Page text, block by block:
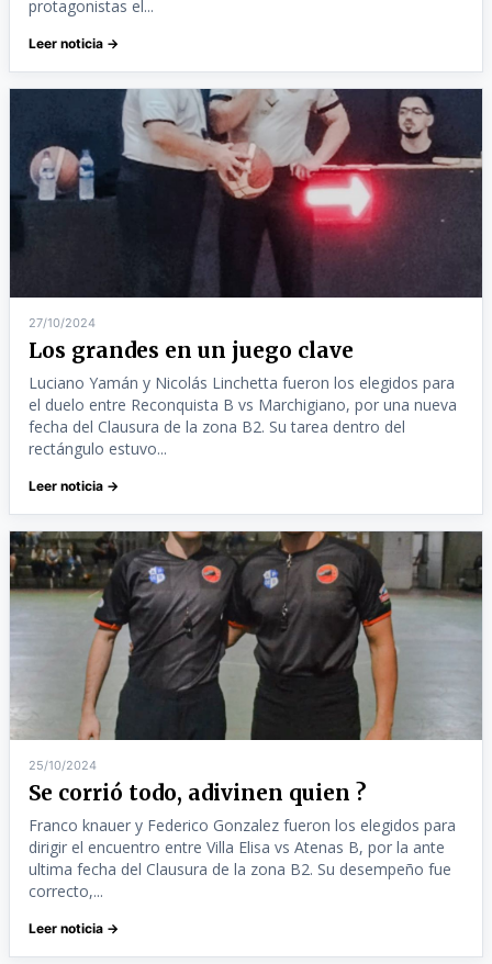
protagonistas el...
Leer noticia →
27/10/2024
Los grandes en un juego clave
Luciano Yamán y Nicolás Linchetta fueron los elegidos para
el duelo entre Reconquista B vs Marchigiano, por una nueva
fecha del Clausura de la zona B2. Su tarea dentro del
rectángulo estuvo...
Leer noticia →
25/10/2024
Se corrió todo, adivinen quien ?
Franco knauer y Federico Gonzalez fueron los elegidos para
dirigir el encuentro entre Villa Elisa vs Atenas B, por la ante
ultima fecha del Clausura de la zona B2. Su desempeño fue
correcto,...
Leer noticia →